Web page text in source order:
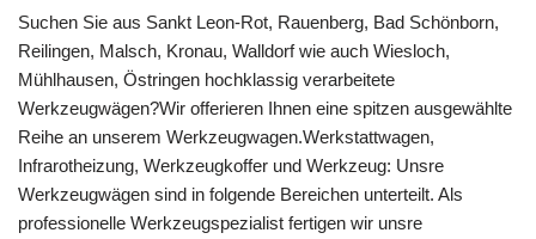
Suchen Sie aus Sankt Leon-Rot, Rauenberg, Bad Schönborn,
Reilingen, Malsch, Kronau, Walldorf wie auch Wiesloch,
Mühlhausen, Östringen hochklassig verarbeitete
Werkzeugwägen?Wir offerieren Ihnen eine spitzen ausgewählte
Reihe an unserem Werkzeugwagen.Werkstattwagen,
Infrarotheizung, Werkzeugkoffer und Werkzeug: Unsre
Werkzeugwägen sind in folgende Bereichen unterteilt. Als
professionelle Werkzeugspezialist fertigen wir unsre